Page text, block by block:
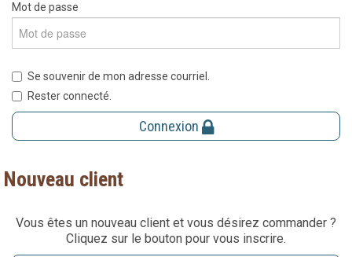
Mot de passe
Se souvenir de mon adresse courriel.
Rester connecté.
Connexion
Nouveau client
Vous êtes un nouveau client et vous désirez commander ?
Cliquez sur le bouton pour vous inscrire.